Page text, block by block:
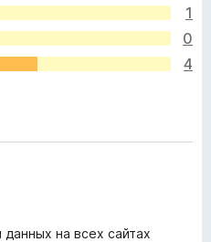
1
0
4
на всех сайтах